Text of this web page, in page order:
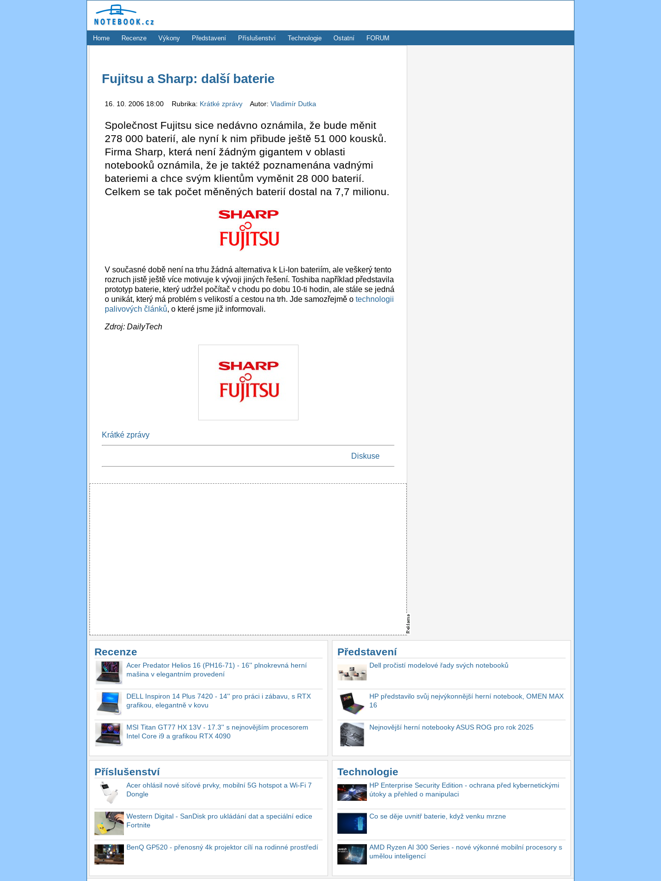
Home Recenze Výkony Představení Příslušenství Technologie Ostatní FORUM
Fujitsu a Sharp: další baterie
16. 10. 2006 18:00 Rubrika: Krátké zprávy Autor: Vladimír Dutka
Společnost Fujitsu sice nedávno oznámila, že bude měnit
278 000 baterií, ale nyní k nim přibude ještě 51 000 kousků.
Firma Sharp, která není žádným gigantem v oblasti
notebooků oznámila, že je taktéž poznamenána vadnými
bateriemi a chce svým klientům vyměnit 28 000 baterií.
Celkem se tak počet měněných baterií dostal na 7,7 milionu.
V současné době není na trhu žádná alternativa k Li-Ion bateriím, ale veškerý tento
rozruch jistě ještě více motivuje k vývoji jiných řešení. Toshiba například představila
prototyp baterie, který udržel počítač v chodu po dobu 10-ti hodin, ale stále se jedná
o unikát, který má problém s velikostí a cestou na trh. Jde samozřejmě o technologii
palivových článků, o které jsme již informovali.
Zdroj: DailyTech
Krátké zprávy
Diskuse
Recenze
Acer Predator Helios 16 (PH16-71) - 16'' plnokrevná herní
mašina v elegantním provedení
DELL Inspiron 14 Plus 7420 - 14'' pro práci i zábavu, s RTX
grafikou, elegantně v kovu
MSI Titan GT77 HX 13V - 17.3'' s nejnovějším procesorem
Intel Core i9 a grafikou RTX 4090
Představení
Dell pročistí modelové řady svých notebooků
HP představilo svůj nejvýkonnější herní notebook, OMEN MAX
16
Nejnovější herní notebooky ASUS ROG pro rok 2025
Příslušenství
Acer ohlásil nové síťové prvky, mobilní 5G hotspot a Wi-Fi 7
Dongle
Western Digital - SanDisk pro ukládání dat a speciální edice
Fortnite
BenQ GP520 - přenosný 4k projektor cílí na rodinné prostředí
Technologie
HP Enterprise Security Edition - ochrana před kybernetickými
útoky a přehled o manipulaci
Co se děje uvnitř baterie, když venku mrzne
AMD Ryzen AI 300 Series - nové výkonné mobilní procesory s
umělou inteligencí